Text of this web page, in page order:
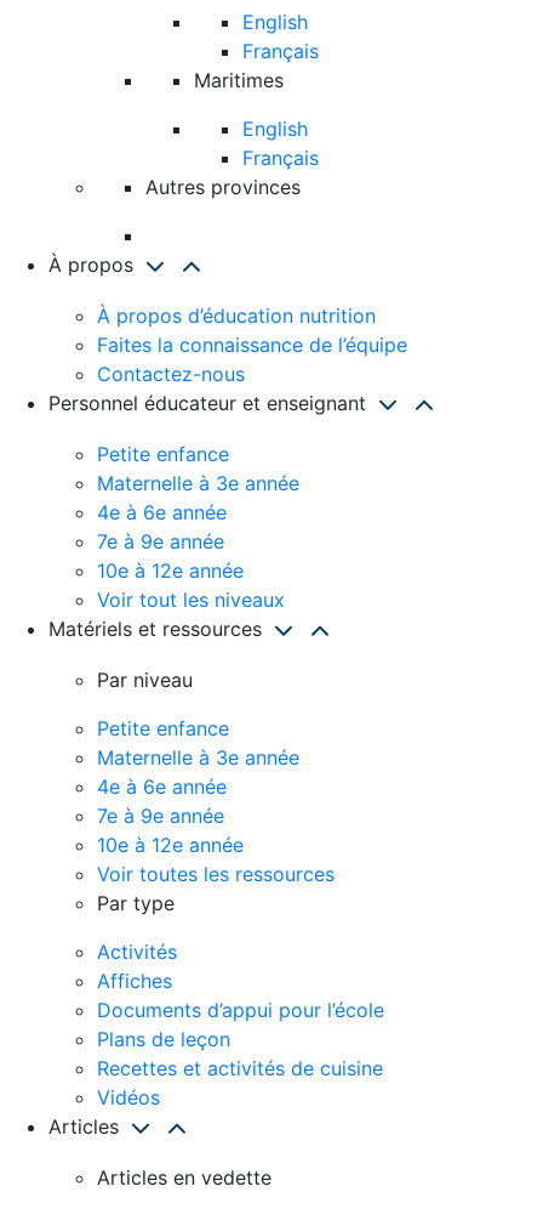
English
Français
Maritimes
English
Français
Autres provinces
À propos
À propos d’éducation nutrition
Faites la connaissance de l’équipe
Contactez-nous
Personnel éducateur et enseignant
Petite enfance
Maternelle à 3e année
4e à 6e année
7e à 9e année
10e à 12e année
Voir tout les niveaux
Matériels et ressources
Par niveau
Petite enfance
Maternelle à 3e année
4e à 6e année
7e à 9e année
10e à 12e année
Voir toutes les ressources
Par type
Activités
Affiches
Documents d’appui pour l’école
Plans de leçon
Recettes et activités de cuisine
Vidéos
Articles
Articles en vedette